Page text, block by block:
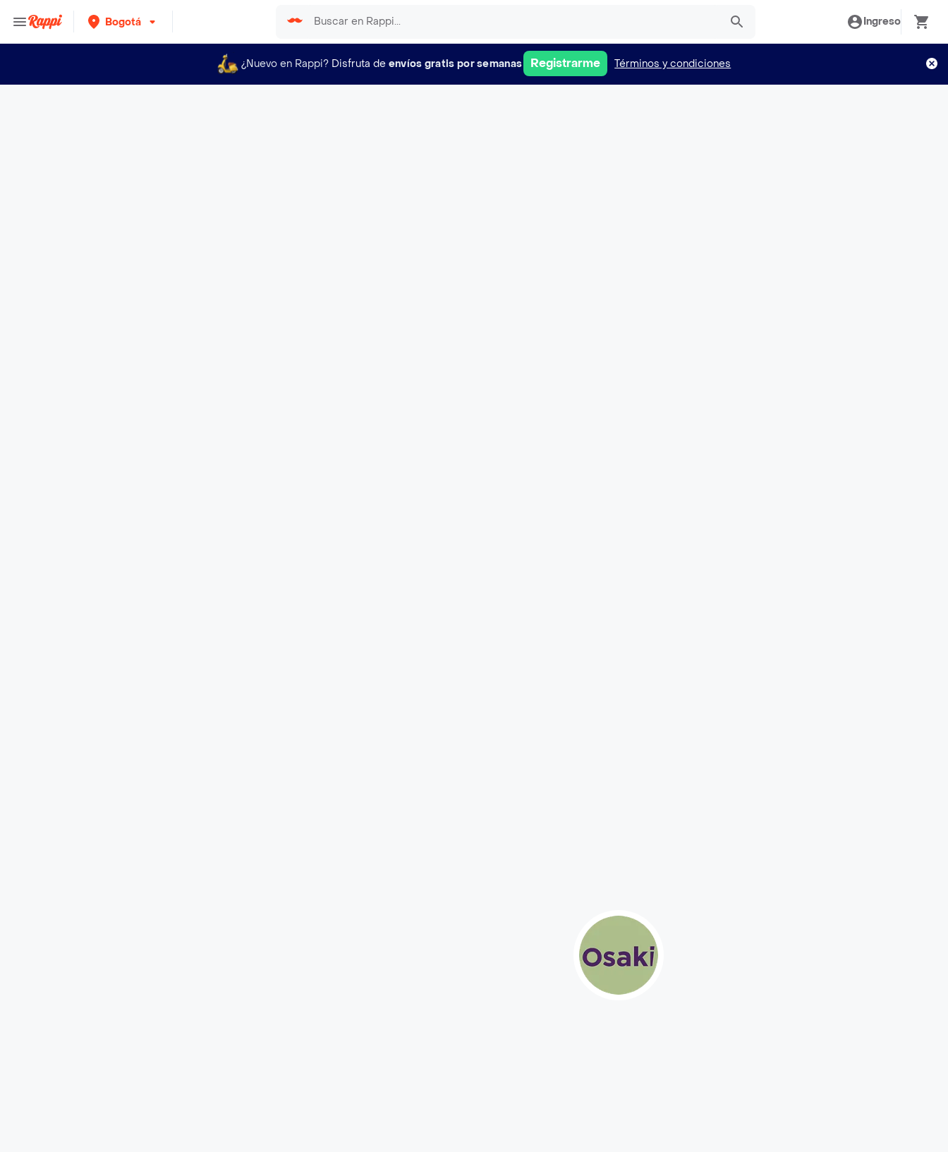
Bogotá Ingreso
¿Nuevo en Rappi? Disfruta de envíos gratis por semanas Registrarme Términos y condiciones